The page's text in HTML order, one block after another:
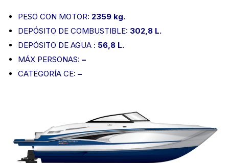
PESO CON MOTOR: 2359 kg.
DEPÓSITO DE COMBUSTIBLE: 302,8 L.
DEPÓSITO DE AGUA : 56,8 L.
MÁX PERSONAS: –
CATEGORÍA CE: –